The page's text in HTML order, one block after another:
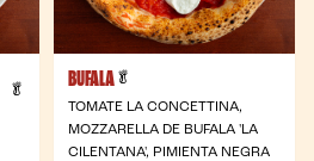
🥬 - Vegetariana
BUFALA 🥬
TOMATE LA CONCETTINA,
MOZZARELLA DE BUFALA 'LA
CILENTANA', PIMIENTA NEGRA